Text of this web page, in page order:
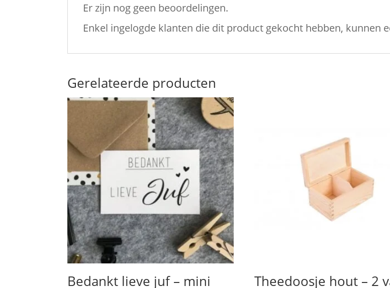
Er zijn nog geen beoordelingen.
Enkel ingelogde klanten die dit product gekocht hebben, kunnen
Gerelateerde producten
Bedankt lieve juf – mini Theedoosje hout – 2